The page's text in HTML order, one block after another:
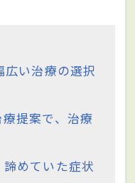
い治療の選択
提案で、治療
めていた症状